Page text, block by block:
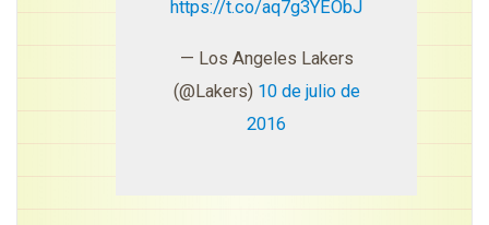
https://t.co/aq7g3YEObJ
— Los Angeles Lakers
(@Lakers) 10 de julio de
2016